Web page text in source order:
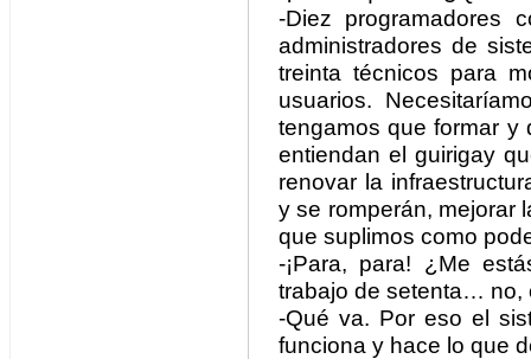
-Diez programadores
administradores de
treinta técnicos para
usuarios.
tengamos que formar y
entiendan el guirigay
renovar la
y se romperán, mejorar
que suplimos como
-¡Para, para! ¿Me
trabajo de setenta… no,
-Qué va. Por eso el
funciona y hace lo que